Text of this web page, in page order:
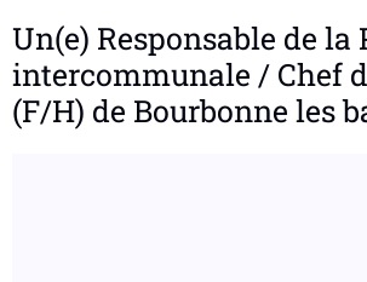
Un(e) Responsable de la
intercommunale / Chef
(F/H) de Bourbonne les